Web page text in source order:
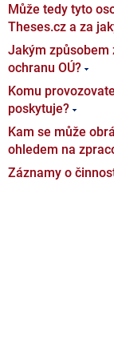
Může tedy tyto
Theses.cz a za
Jakým způsobem
ochranu OÚ?
Komu
poskytuje?
Kam se může
ohledem na
Záznamy o